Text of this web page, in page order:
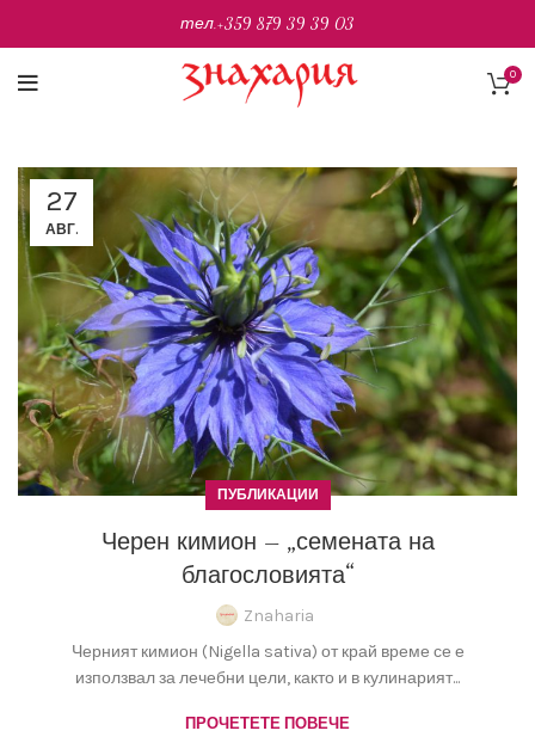
0
27
АВГ.
ПУБЛИКАЦИИ
Черен кимион – „семената на
благословията“
Znaharia
Черният кимион (Nigella sativa) от край време се е
използвал за лечебни цели, както и в кулинарият...
ПРОЧЕТЕТЕ ПОВЕЧЕ
тел.+359 879 39 39 03